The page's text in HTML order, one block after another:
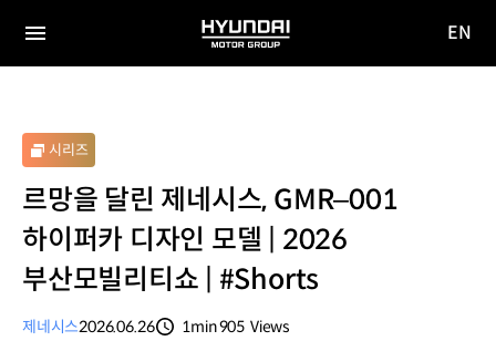
전체
HYUNDAI
MOTOR
EN
시리즈
르망을 달린 제네시스, GMR–001
하이퍼카 디자인 모델 | 2026
부산모빌리티쇼 | #Shorts
제네시스2026.06.26
1min905 Views